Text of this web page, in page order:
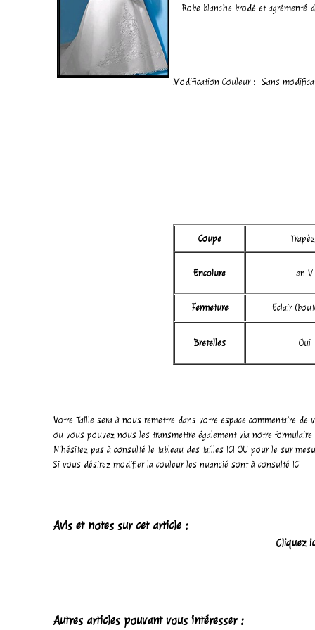
Robe blanche brodé et
Modification Couleur :
Coupe
Encolure en V
Fermeture Eclair
Bretelles Oui
Votre Taille sera à nous remettre dans votre espace commentaire de
ou vous pouvez nous les transmettre également via notre formulaire
N'hésitez pas à consulté le tableau des tailles ICI OU pour le sur
Si vous désirez modifier la couleur les nuancié sont à consulté ICI
Avis et notes sur cet article :
Cliquez
Autres articles pouvant vous intéresser :